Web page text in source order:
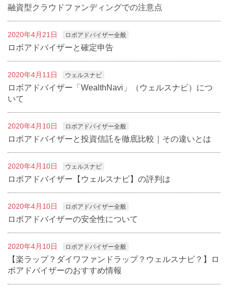
融資型クラウドファンディングでの注意点
2020年4月21日 ロボアドバイザー全般
ロボアドバイザーと確定申告
2020年4月11日 ウェルスナビ
ロボアドバイザー「WealthNavi」（ウェルスナビ）につ
いて
2020年4月10日 ロボアドバイザー全般
ロボアドバイザーと投資信託を徹底比較｜その違いとは
2020年4月10日 ウェルスナビ
ロボアドバイザー【ウェルスナビ】の評判は
2020年4月10日 ロボアドバイザー全般
ロボアドバイザーの安全性について
2020年4月10日 ロボアドバイザー全般
【楽ラップ？ダイワファンドラップ？ウェルスナビ？】ロ
ボアドバイザーのおすすめ情報